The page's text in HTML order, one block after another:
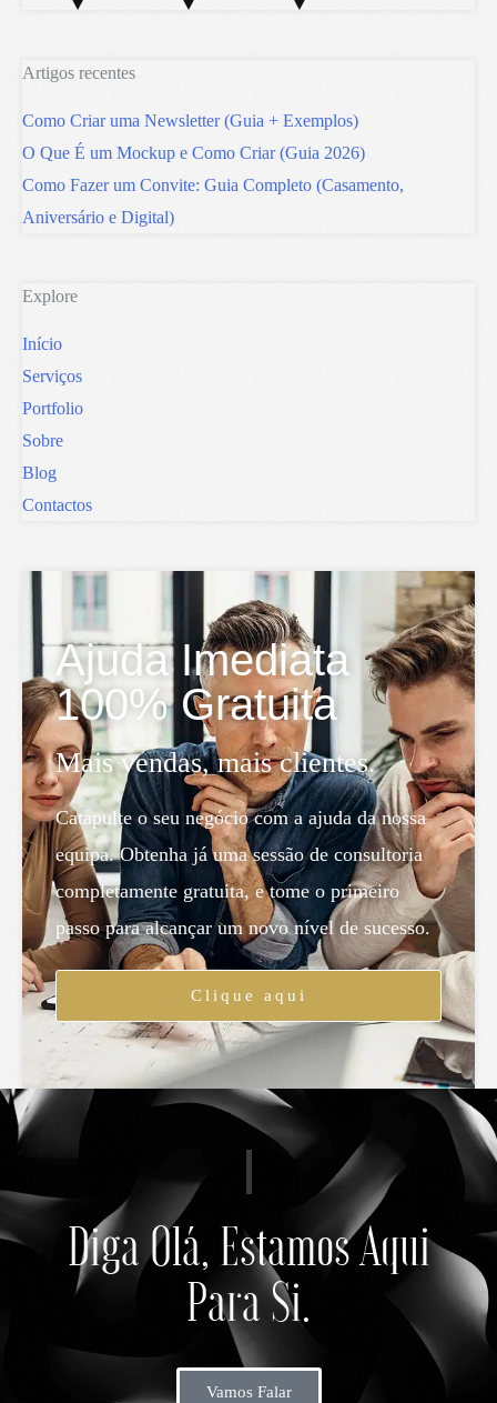
Artigos recentes
Como Criar uma Newsletter (Guia + Exemplos)
O Que É um Mockup e Como Criar (Guia 2026)
Como Fazer um Convite: Guia Completo (Casamento,
Aniversário e Digital)
Explore
Início
Serviços
Portfolio
Sobre
Blog
Contactos
Ajuda Imediata
100% Gratuita
Mais vendas, mais clientes.
Catapulte o seu negócio com a ajuda da nossa
equipa. Obtenha já uma sessão de consultoria
completamente gratuita, e tome o primeiro
passo para alcançar um novo nível de sucesso.
Clique aqui
Diga Olá, Estamos Aqui
Para Si.
Vamos Falar